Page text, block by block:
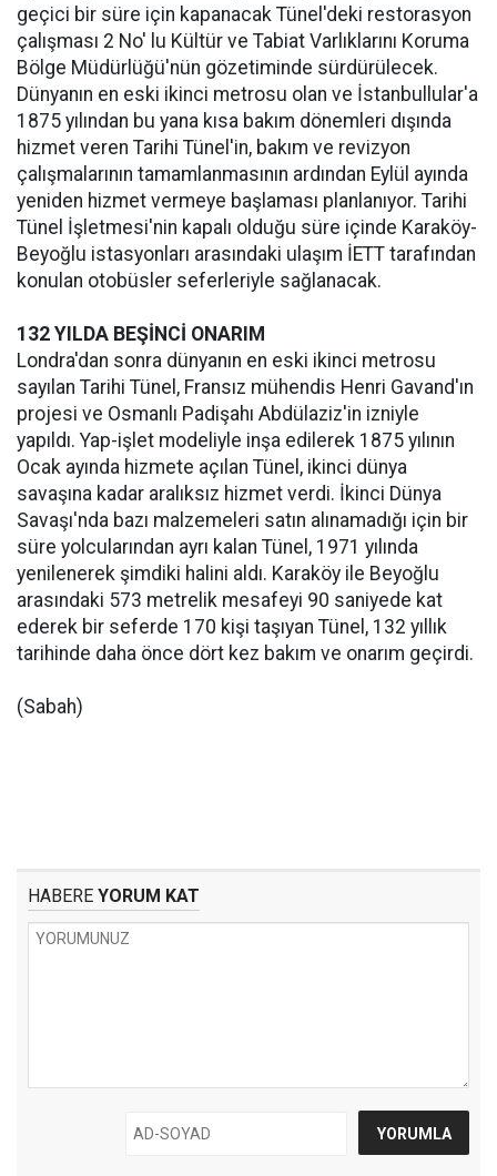
geçici bir süre için kapanacak Tünel'deki restorasyon
çalışması 2 No' lu Kültür ve Tabiat Varlıklarını Koruma
Bölge Müdürlüğü'nün gözetiminde sürdürülecek.
Dünyanın en eski ikinci metrosu olan ve İstanbullular'a
1875 yılından bu yana kısa bakım dönemleri dışında
hizmet veren Tarihi Tünel'in, bakım ve revizyon
çalışmalarının tamamlanmasının ardından Eylül ayında
yeniden hizmet vermeye başlaması planlanıyor. Tarihi
Tünel İşletmesi'nin kapalı olduğu süre içinde Karaköy-
Beyoğlu istasyonları arasındaki ulaşım İETT tarafından
konulan otobüsler seferleriyle sağlanacak.
132 YILDA BEŞİNCİ ONARIM
Londra'dan sonra dünyanın en eski ikinci metrosu
sayılan Tarihi Tünel, Fransız mühendis Henri Gavand'ın
projesi ve Osmanlı Padişahı Abdülaziz'in izniyle
yapıldı. Yap-işlet modeliyle inşa edilerek 1875 yılının
Ocak ayında hizmete açılan Tünel, ikinci dünya
savaşına kadar aralıksız hizmet verdi. İkinci Dünya
Savaşı'nda bazı malzemeleri satın alınamadığı için bir
süre yolcularından ayrı kalan Tünel, 1971 yılında
yenilenerek şimdiki halini aldı. Karaköy ile Beyoğlu
arasındaki 573 metrelik mesafeyi 90 saniyede kat
ederek bir seferde 170 kişi taşıyan Tünel, 132 yıllık
tarihinde daha önce dört kez bakım ve onarım geçirdi.
(Sabah)
HABERE YORUM KAT